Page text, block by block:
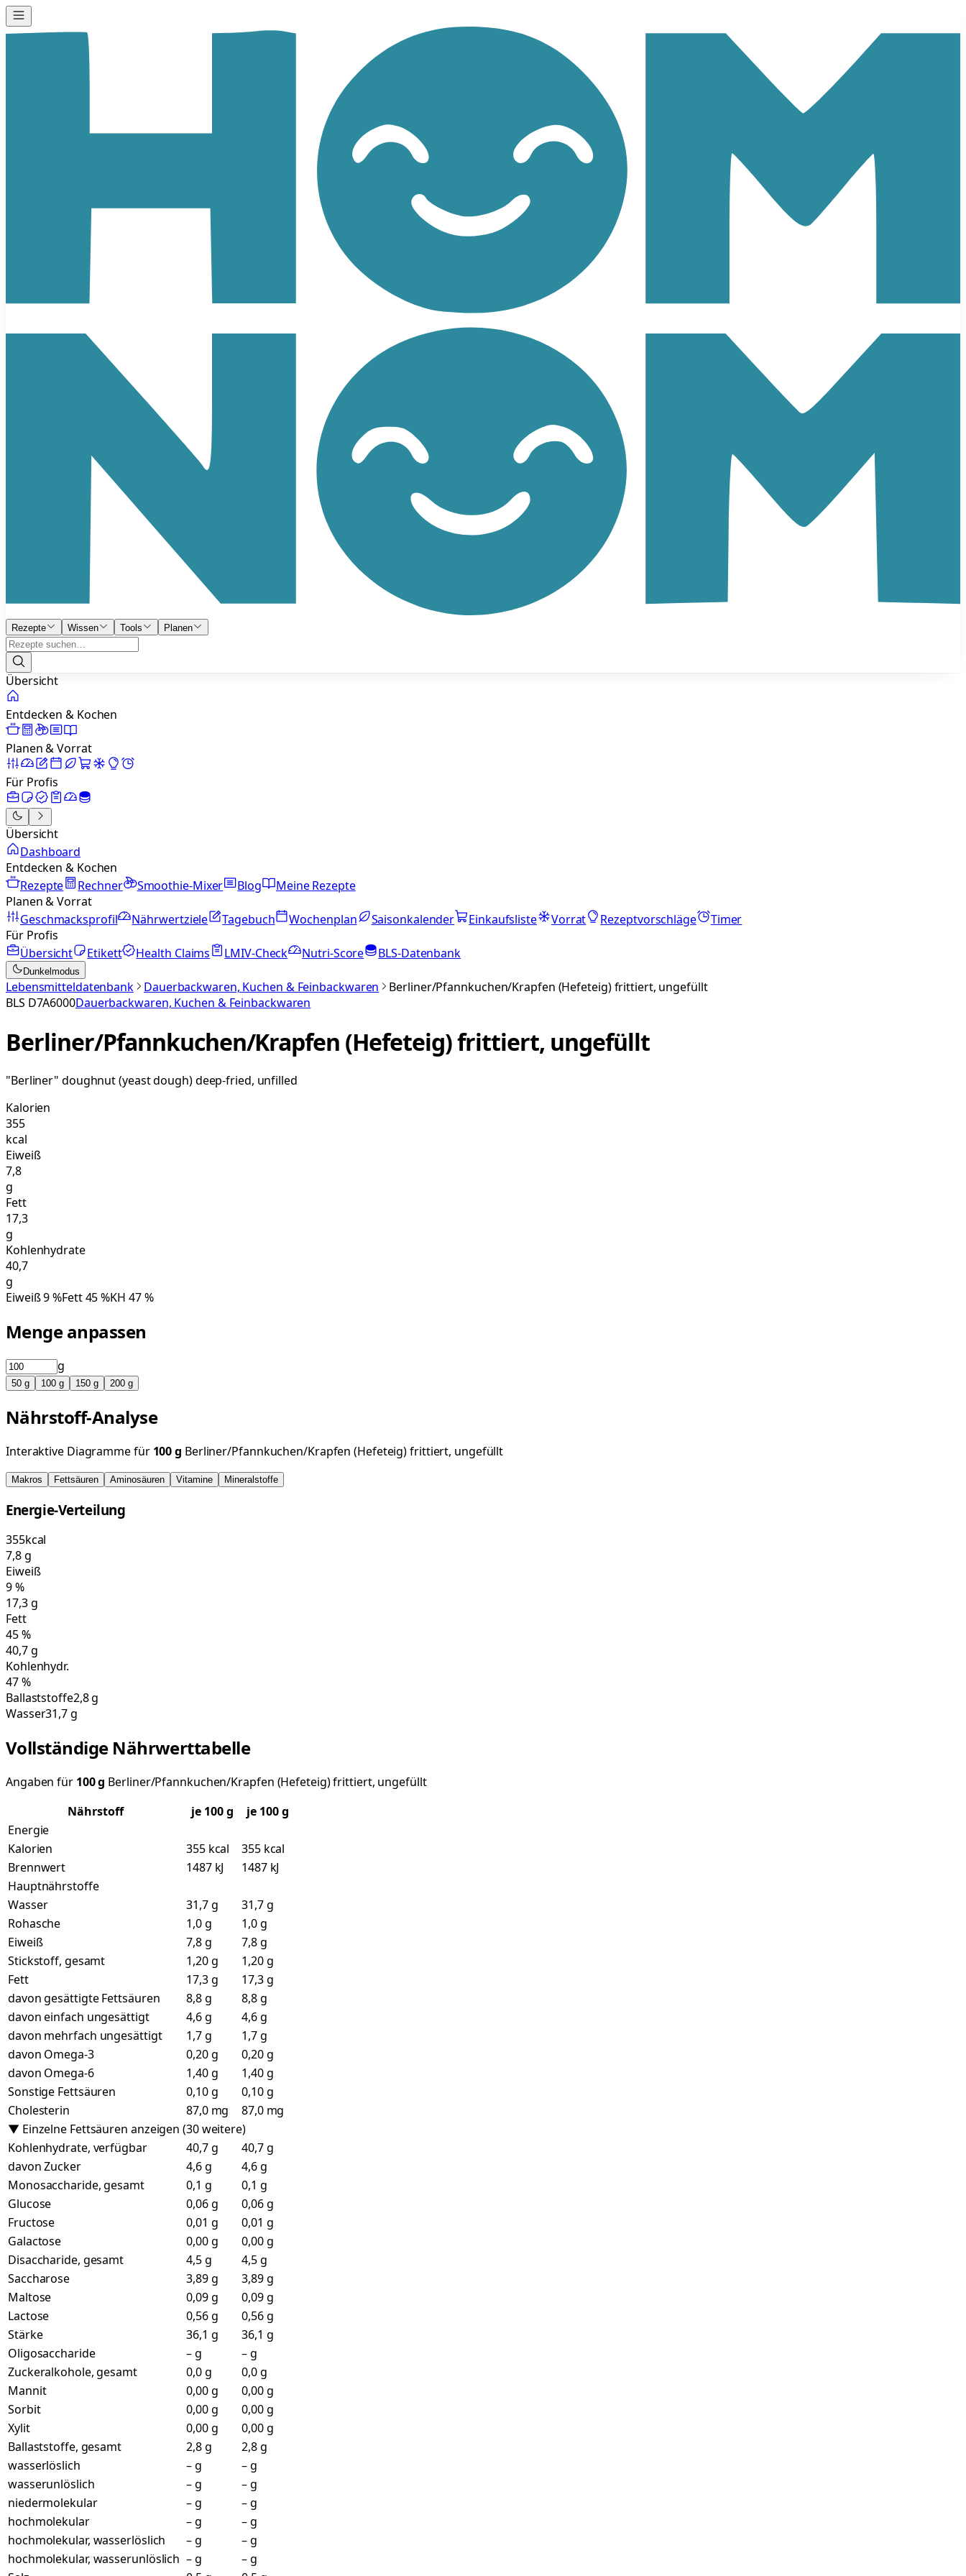
Rezepte Wissen Tools Planen
Übersicht
Entdecken & Kochen
Planen & Vorrat
Für Profis
Übersicht
Dashboard
Entdecken & Kochen
Rezepte
Rechner Smoothie-Mixer Blog
Meine Rezepte
Planen & Vorrat
Geschmacksprofil
Nährwertziele Tagebuch Wochenplan Saisonkalender Einkaufsliste Vorrat Rezeptvorschläge
Timer
Für Profis
Übersicht
Etikett Health Claims LMIV-Check Nutri-Score BLS-Datenbank
Dunkelmodus
Lebensmitteldatenbank Dauerbackwaren, Kuchen & Feinbackwaren
Berliner/Pfannkuchen/Krapfen (Hefeteig) frittiert, ungefüllt
BLS D7A6000Dauerbackwaren, Kuchen & Feinbackwaren
Berliner/Pfannkuchen/Krapfen (Hefeteig) frittiert, ungefüllt
"Berliner" doughnut (yeast dough) deep-fried, unfilled
Kalorien
355
kcal
Eiweiß
7,8
g
Fett
17,3
g
Kohlenhydrate
40,7
g
Eiweiß9%Fett45%KH 47%
Menge anpassen
g
50 g 100 g 150 g 200 g
Nährstoff-Analyse
Interaktive Diagramme für 100g Berliner/Pfannkuchen/Krapfen (Hefeteig) frittiert, ungefüllt
Makros Fettsäuren Aminosäuren Vitamine Mineralstoffe
Energie-Verteilung
355kcal
7,8g
Eiweiß
9%
17,3g
Fett
45%
40,7g
Kohlenhydr.
47%
Ballaststoffe2,8 g
Wasser31,7 g
Vollständige Nährwerttabelle
Angaben für 100g Berliner/Pfannkuchen/Krapfen (Hefeteig) frittiert, ungefüllt
Nährstoff
je 100g
je 100 g
Energie
Kalorien
355 kcal
355 kcal
Brennwert
1487 kJ
1487 kJ
Hauptnährstoffe
Wasser
31,7 g
31,7 g
Rohasche
1,0 g
1,0 g
Eiweiß
7,8 g
7,8 g
Stickstoff, gesamt
1,20 g
1,20 g
Fett
17,3 g
17,3 g
davon gesättigte Fettsäuren
8,8 g
8,8 g
davon einfach ungesättigt
4,6 g
4,6 g
davon mehrfach ungesättigt
1,7 g
1,7 g
davon Omega-3
0,20 g
0,20 g
davon Omega-6
1,40 g
1,40 g
Sonstige Fettsäuren
0,10 g
0,10 g
Cholesterin
87,0 mg
87,0 mg
▼ Einzelne Fettsäuren anzeigen (30 weitere)
Kohlenhydrate, verfügbar
40,7 g
40,7 g
davon Zucker
4,6 g
4,6 g
Monosaccharide, gesamt
0,1 g
0,1 g
Glucose
0,06 g
0,06 g
Fructose
0,01 g
0,01 g
Galactose
0,00 g
0,00 g
Disaccharide, gesamt
4,5 g
4,5 g
Saccharose
3,89 g
3,89 g
Maltose
0,09 g
0,09 g
Lactose
0,56 g
0,56 g
Stärke
36,1 g
36,1 g
Oligosaccharide
– g
– g
Zuckeralkohole, gesamt
0,0 g
0,0 g
Mannit
0,00 g
0,00 g
Sorbit
0,00 g
0,00 g
Xylit
0,00 g
0,00 g
Ballaststoffe, gesamt
2,8 g
2,8 g
wasserlöslich
– g
– g
wasserunlöslich
– g
– g
niedermolekular
– g
– g
hochmolekular
– g
– g
hochmolekular, wasserlöslich
– g
– g
hochmolekular, wasserunlöslich – g
– g